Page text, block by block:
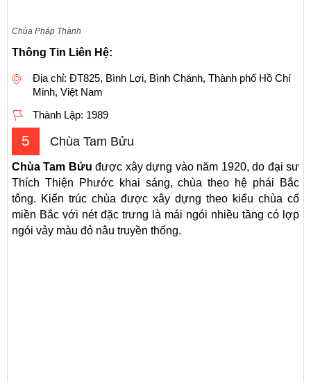
Chùa Pháp Thành
Thông Tin Liên Hệ:
Địa chỉ: ĐT825, Bình Lợi, Bình Chánh, Thành phố Hồ Chí
Minh, Việt Nam
Thành Lập: 1989
5 Chùa Tam Bửu
Chùa Tam Bửu được xây dựng vào năm 1920, do đại sư
Thích Thiện Phước khai sáng, chùa theo hệ phái Bắc
tông. Kiến trúc chùa được xây dựng theo kiểu chùa cổ
miền Bắc với nét đặc trưng là mái ngói nhiều tầng có lợp
ngói vảy màu đỏ nâu truyền thống.